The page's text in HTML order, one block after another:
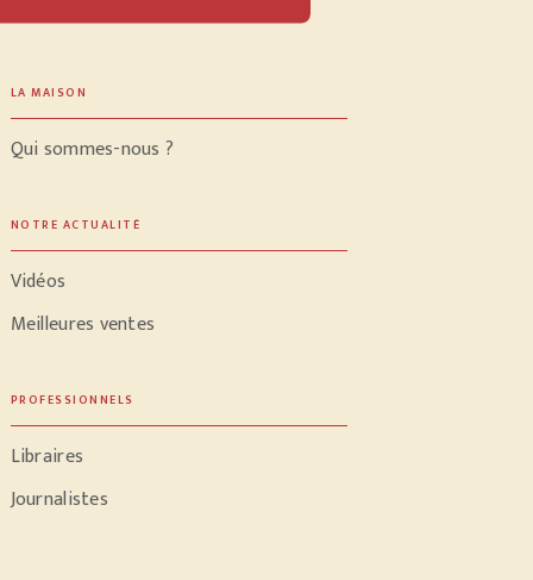
LA MAISON
Qui sommes-nous ?
NOTRE ACTUALITÉ
Vidéos
Meilleures ventes
PROFESSIONNELS
Libraires
Journalistes